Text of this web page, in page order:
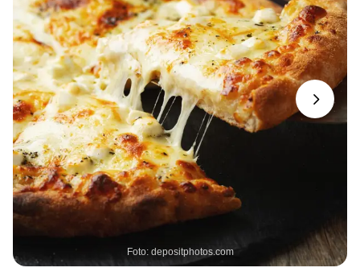
Foto: depositphotos.com
Next